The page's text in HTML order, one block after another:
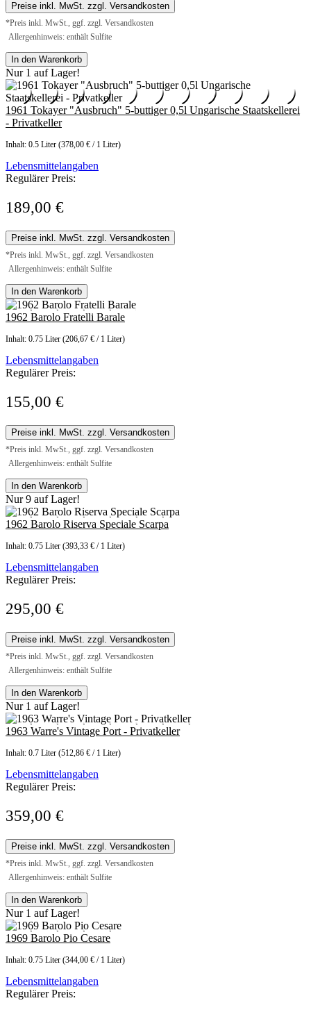
Preise inkl. MwSt. zzgl. Versandkosten
*Preis inkl. MwSt., ggf. zzgl. Versandkosten
Allergenhinweis: enthält Sulfite
In den Warenkorb
Nur 1 auf Lager!
1961 Tokayer "Ausbruch" 5-buttiger 0,5l Ungarische Staatskellerei
- Privatkeller
Inhalt: 0.5 Liter (378,00 € / 1 Liter)
Lebensmittelangaben
Regulärer Preis:
189,00 €
Preise inkl. MwSt. zzgl. Versandkosten
*Preis inkl. MwSt., ggf. zzgl. Versandkosten
Allergenhinweis: enthält Sulfite
In den Warenkorb
1962 Barolo Fratelli Barale
Inhalt: 0.75 Liter (206,67 € / 1 Liter)
Lebensmittelangaben
Regulärer Preis:
155,00 €
Preise inkl. MwSt. zzgl. Versandkosten
*Preis inkl. MwSt., ggf. zzgl. Versandkosten
Allergenhinweis: enthält Sulfite
In den Warenkorb
Nur 9 auf Lager!
1962 Barolo Riserva Speciale Scarpa
Inhalt: 0.75 Liter (393,33 € / 1 Liter)
Lebensmittelangaben
Regulärer Preis:
295,00 €
Preise inkl. MwSt. zzgl. Versandkosten
*Preis inkl. MwSt., ggf. zzgl. Versandkosten
Allergenhinweis: enthält Sulfite
In den Warenkorb
Nur 1 auf Lager!
1963 Warre's Vintage Port - Privatkeller
Inhalt: 0.7 Liter (512,86 € / 1 Liter)
Lebensmittelangaben
Regulärer Preis:
359,00 €
Preise inkl. MwSt. zzgl. Versandkosten
*Preis inkl. MwSt., ggf. zzgl. Versandkosten
Allergenhinweis: enthält Sulfite
In den Warenkorb
Nur 1 auf Lager!
1969 Barolo Pio Cesare
Inhalt: 0.75 Liter (344,00 € / 1 Liter)
Lebensmittelangaben
Regulärer Preis: